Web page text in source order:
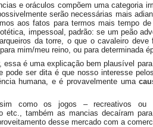
e oráculos compõem uma categoria
serão necessárias mais
aos fatos para termos mais tempo
impessoal, padrão: se um peão
da torre, o que o cavaleiro
mim/meu reino, ou para determinada
essa é uma explicação bem plausível
pode ser dita é que nosso interesse
humana, e é provavelmente uma
como os jogos – recreativos
etc., também as mancias decaíram
desse mercado com a